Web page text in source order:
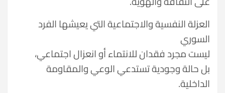
العزلة النفسية والاجتماعية التي يعيشها الفرد
السوري
ليست مجرد فقدان للانتماء أو انعزال اجتماعي،
بل حالة وجودية تستدعي الوعي والمقاومة
الداخلية.